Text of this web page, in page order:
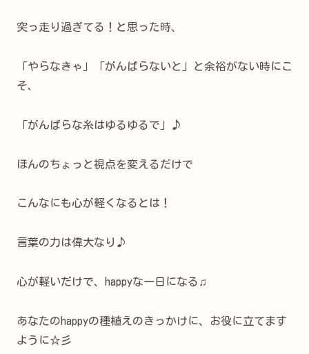
突っ走り過ぎてる！と思った時、
「やらなきゃ」「がんばらないと」と余裕がない時にこ
そ、
「がんばらな糸はゆるゆるで」♪
ほんのちょっと視点を変えるだけで
こんなにも心が軽くなるとは！
言葉の力は偉大なり♪
心が軽いだけで、happyな一日になる♫
あなたのhappyの種植えのきっかけに、お役に立てます
ように☆彡